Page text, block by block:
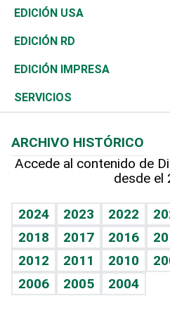
Reportajes
África
Ocenanía
Caribe
Resto del mundo
Vivienda
Telecom.
Global y variable
Economía personal
Buena Vida
Sociales
Novedades
Podcast Arte Libre
Hablando con el pediatra
Vida y familia
Eñe
Celebrando la vida
Sin complejos
Ciclismo
Tenis
Olimpismo
Más deportes
Línea de hit
TBT Deportivo
En Directo
El Espía
Noticiero Poteleche
Columnistas
Más firmas
Tecnología
Historia
Martes de tecnología
Cambio climático
Economía
Revista
Deportes
Opinión
Hecho en casa
Guía del dinero
EDICIÓN USA
EDICIÓN RD
EDICIÓN IMPRESA
SERVICIOS
Cumpleaños
Horóscopos
Crucigramas
ARCHIVO HISTÓRICO
Accede al contenido de
desde el
2024 2023 2022
2018
2017 2016
2012
2011 2010
2006
2005 2004